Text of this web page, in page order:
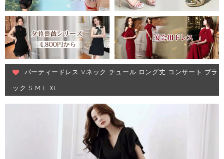
パーティードレス Vネック チュール ロング丈 コンサート ブラ
ック S M L XL